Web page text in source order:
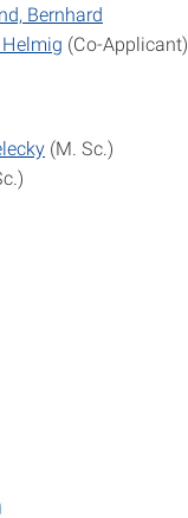
Bernhard
(Co-Applicant)
(M. Sc.)